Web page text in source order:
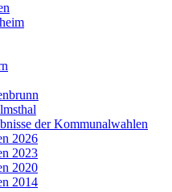
der Kommunalwahlen
2026
2023
2020
2014